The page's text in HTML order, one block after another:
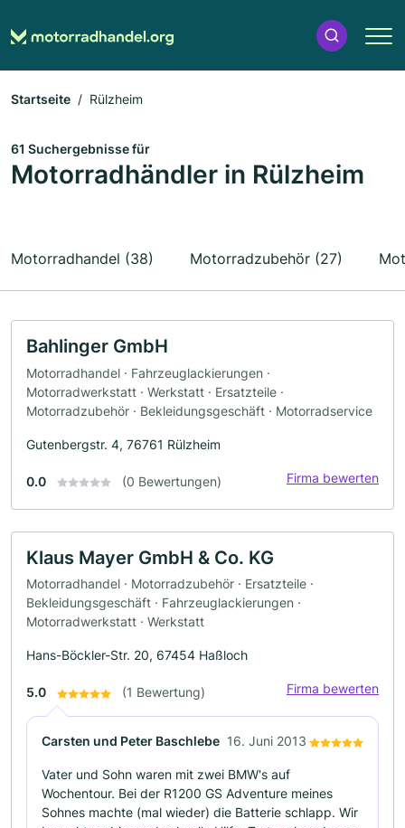
Startseite Rülzheim
61 Suchergebnisse für
Motorradhändler in Rülzheim
Motorradhandel (38) Motorradzubehör (27)
Bahlinger GmbH
Motorradhandel · Fahrzeuglackierungen ·
Motorradwerkstatt · Werkstatt · Ersatzteile ·
Motorradzubehör · Bekleidungsgeschäft · Motorradservice
Gutenbergstr. 4, 76761 Rülzheim
0.0 (0 Bewertungen) Firma bewerten
Klaus Mayer GmbH & Co. KG
Motorradhandel · Motorradzubehör · Ersatzteile ·
Bekleidungsgeschäft · Fahrzeuglackierungen ·
Motorradwerkstatt · Werkstatt
Hans-Böckler-Str. 20, 67454 Haßloch
5.0 (1 Bewertung) Firma bewerten
Carsten und Peter Baschlebe 16. Juni 2013
Vater und Sohn waren mit zwei BMW's auf
Wochentour. Bei der R1200 GS Adventure meines
Sohnes machte (mal wieder) die Batterie schlapp. Wir